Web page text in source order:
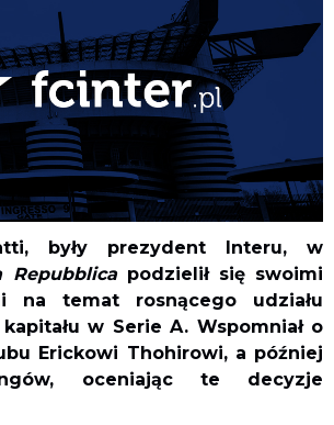
były prezydent Interu, w
Repubblicapodzielił się swoimi
na temat rosnącego udziału
w Serie A. Wspomniał o
Erickowi Thohirowi, a później
oceniając te decyzje